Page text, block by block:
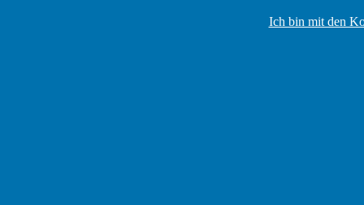
Ich bin mit den